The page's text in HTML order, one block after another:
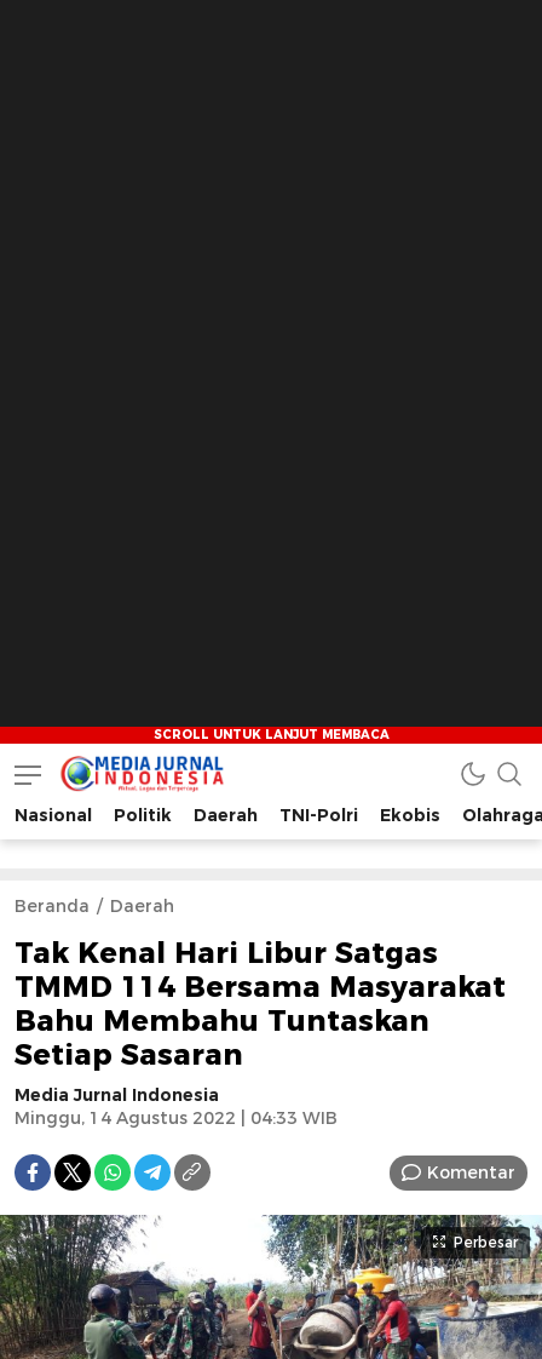
Media Jurnal Indonesia
Bersama Membangun Indonesia
Nasional Politik Daerah TNI-Polri Ekobis
Beranda Daerah
Tak Kenal Hari Libur Satgas
TMMD 114 Bersama Masyarakat
Bahu Membahu Tuntaskan
Setiap Sasaran
Media Jurnal Indonesia
Minggu, 14 Agustus 2022 | 04:33 WIB
Komentar
Perbesar